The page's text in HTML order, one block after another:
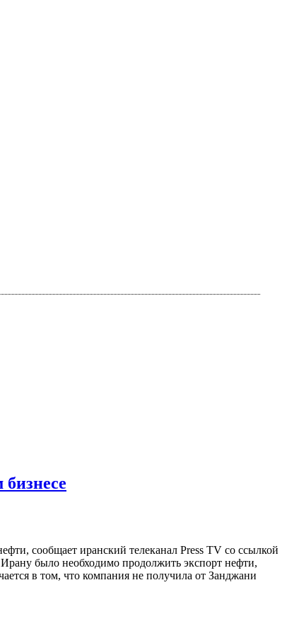
сообщает иранский телеканал Press TV со ссылкой
было необходимо продолжить экспорт нефти,
в том, что компания не получила от Занджани